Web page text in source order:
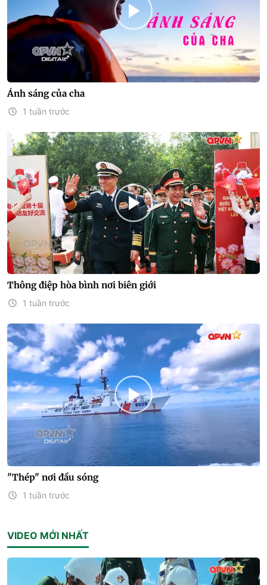
Ánh sáng của cha
1 tuần trước
Thông điệp hòa bình nơi biên giới
1 tuần trước
"Thép" nơi đầu sóng
1 tuần trước
VIDEO MỚI NHẤT